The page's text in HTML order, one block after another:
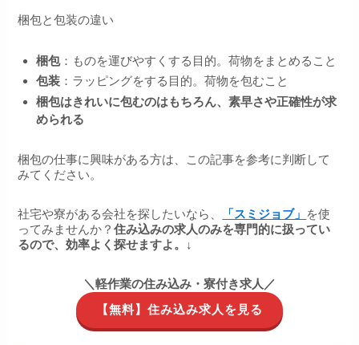
梱包と包装の違い
梱包：ものを運びやすくする目的。荷物をまとめること
包装：ラッピングをする目的。荷物を包むこと
梱包はきれいに包むのはもちろん、素早さや正確性が求
められる
梱包の仕事に興味がある方は、この記事を参考に判断して
みてください。
社宅や寮がある会社を探したいなら、 「スミジョブ」 を使
ってみませんか？住み込みの求人のみを専門的に扱ってい
るので、効率よく探せますよ。↓
＼軽作業の住み込み・寮付き求人／
【無料】住み込み求人を見る